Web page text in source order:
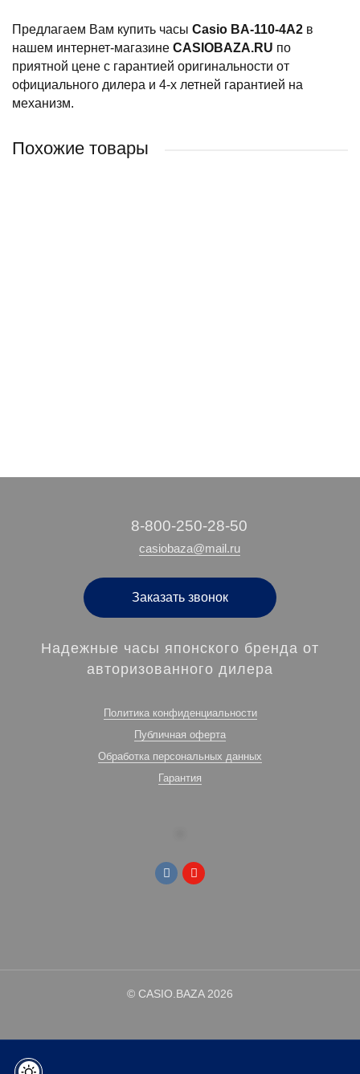
Предлагаем Вам купить часы Casio BA-110-4A2 в
нашем интернет-магазине CASIOBAZA.RU по
приятной цене с гарантией оригинальности от
официального дилера и 4-х летней гарантией на
механизм.
Похожие товары
‭8-800-250-28-50
casiobaza@mail.ru
Заказать звонок
Надежные часы японского бренда от
авторизованного дилера
Политика конфиденциальности
Публичная оферта
Обработка персональных данных
Гарантия
© CASIO.BAZA 2026